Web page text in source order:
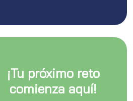
¡Tu próximo reto
comienza aquí!